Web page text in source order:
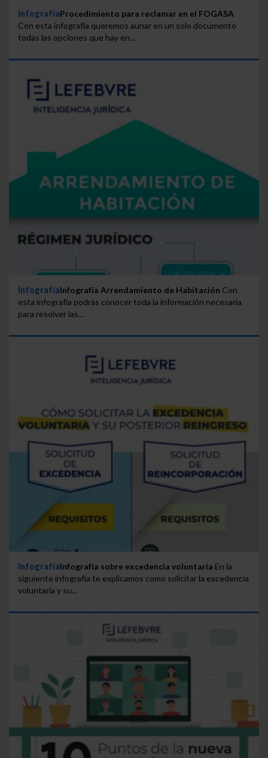
InfografíaProcedimiento para reclamar en el FOGASA
Con esta infografía queremos aunar en un solo documento
todas las opciones que hay en...
InfografíaInfografía Arrendamiento de Habitación Con
esta infografía podrás conocer toda la información necesaria
para resolver las...
InfografíaInfografía sobre excedencia voluntaria En la
siguiente infografía te explicamos como solicitar la excedencia
voluntaria y su...